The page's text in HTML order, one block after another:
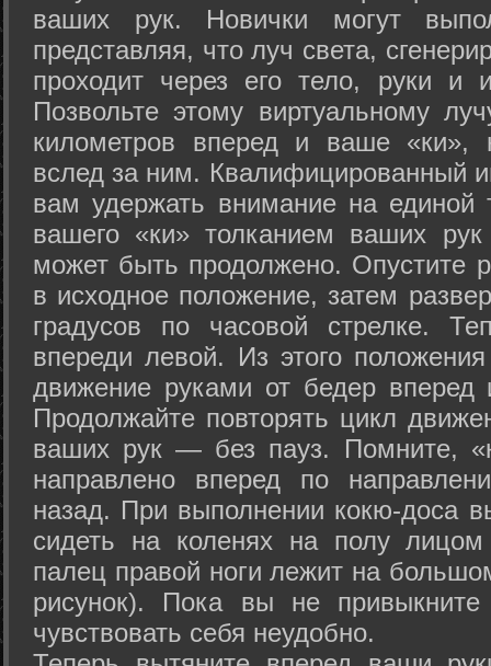
ваших рук. Новички могут
представляя, что луч света,
проходит через его тело, руки и
Позвольте этому виртуальному
километров вперед и ваше «ки»,
вслед за ним. Квалифицированный
вам удержать внимание на единой
вашего «ки» толканием ваших
может быть продолжено. Опустите
в исходное положение, затем
градусов по часовой стрелке.
впереди левой. Из этого
движение руками от бедер вперед
Продолжайте повторять цикл
ваших рук — без пауз. Помните,
направлено вперед по
назад. При выполнении кокю-доса
сидеть на коленях на полу
палец правой ноги лежит на
рисунок). Пока вы не
чувствовать себя неудобно.